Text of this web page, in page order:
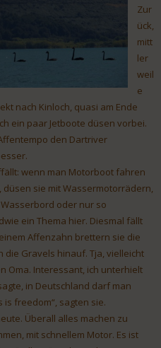
Zur
ück,
mitt
ler
weil
e
nach Kinloch, quasi am Ende
ein paar Jetboote düsen vorbei.
den Dartriver
wenn man Motorboot fahren
sie mit Wassermotorrädern,
oder nur so
ein Thema hier. Diesmal fällt
Affenzahn brettern sie die
Gravels hinauf. Tja, vielleicht
Oma. Interessant, ich unterhielt
in Deutschland darf man
is freedom“, sagten sie.
Überall alles machen zu
mit schnellem Motor. Es ist